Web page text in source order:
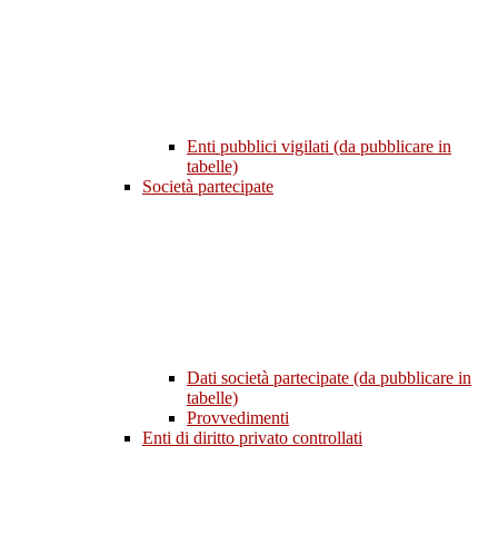
Enti pubblici vigilati (da pubblicare in
tabelle)
Società partecipate
Dati società partecipate (da pubblicare in
tabelle)
Provvedimenti
Enti di diritto privato controllati